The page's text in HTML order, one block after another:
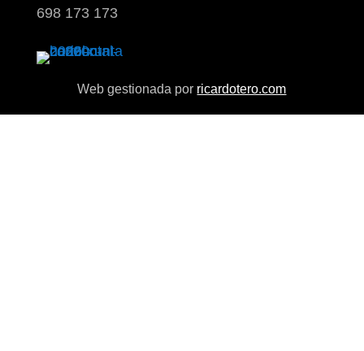
698 173 173
Web gestionada por ricardotero.com